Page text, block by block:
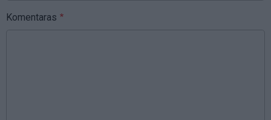
Komentaras